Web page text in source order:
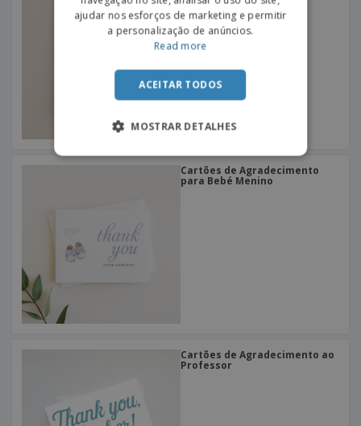
Cartões de Agradecimento
para Bebé Menino
Cartões de Agradecimento ao
Professor
ajudar nos esforços de marketing e permitir
a personalização de anúncios.
Read more
ACEITAR TODOS
MOSTRAR DETALHES